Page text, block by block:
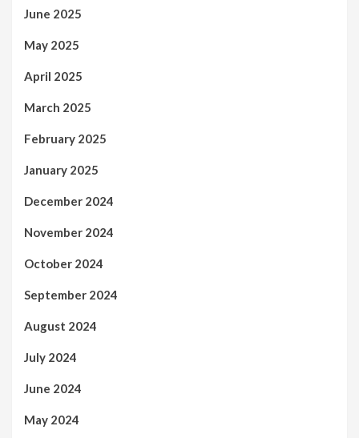
June 2025
May 2025
April 2025
March 2025
February 2025
January 2025
December 2024
November 2024
October 2024
September 2024
August 2024
July 2024
June 2024
May 2024